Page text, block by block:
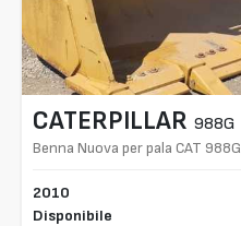
CATERPILLAR 988G
Benna Nuova per pala CAT 988G
2010
Disponibile